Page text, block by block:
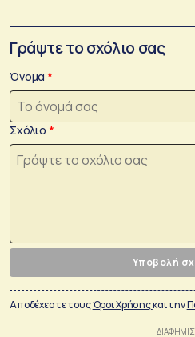
Γράψτε το σχόλιο σας
Όνομα
Σχόλιο
Υποβολή
Αποδέχεστε τουςΌροι Χρήσηςκαι την